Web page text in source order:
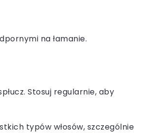
na łamanie.
Stosuj regularnie, aby
typów włosów, szczególnie